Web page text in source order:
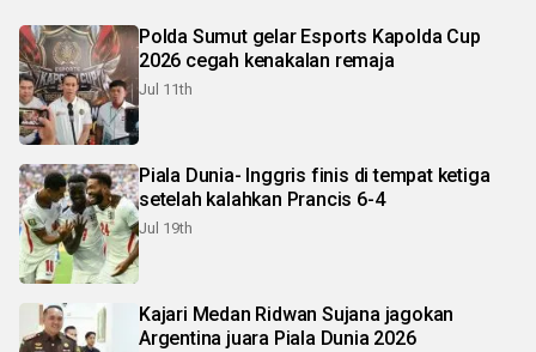
Polda Sumut gelar Esports Kapolda Cup
2026 cegah kenakalan remaja
Jul 11th
Piala Dunia- Inggris finis di tempat ketiga
setelah kalahkan Prancis 6-4
Jul 19th
Kajari Medan Ridwan Sujana jagokan
Argentina juara Piala Dunia 2026